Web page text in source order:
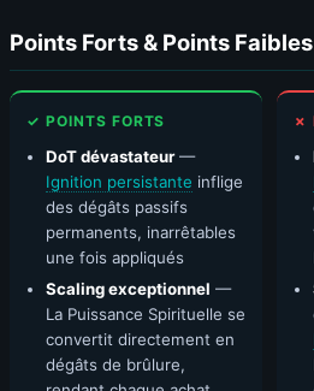
Points Forts & Points Faibles
✓ POINTS FORTS
DoT dévastateur—
Ignition persistante inflige
des dégâts passifs
permanents, inarrêtables
une fois appliqués
Scaling exceptionnel —
La Puissance Spirituelle se
convertit directement en
dégâts de brûlure,
✗